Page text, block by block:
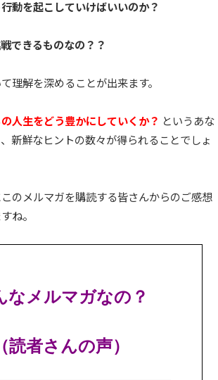
動を起こしていけばいいのか？
できるものなの？？
理解を深めることが出来ます。
人生をどう豊かにしていくか？ というあな
新鮮なヒントの数々が得られることでしょ
のメルマガを購読する皆さんからのご感想
ね。
なメルマガなの？
（読者さんの声）